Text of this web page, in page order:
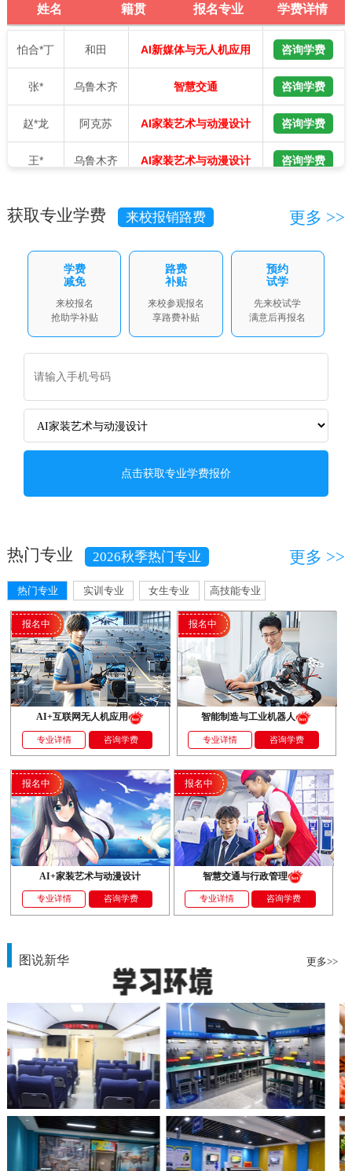
姓名 籍贯 报名专业 学费详情
怕合*丁 和田 AI新媒体与无人机应用 咨询学费
张* 乌鲁木齐 智慧交通 咨询学费
赵*龙 阿克苏 AI家装艺术与动漫设计 咨询学费
王* 乌鲁木齐 AI家装艺术与动漫设计 咨询学费
巴合*提 乌鲁木齐 AI新媒体电商运营 咨询学费
张* 吐鲁番 智能制造与工业机器人 咨询学费
和田 AI家装艺术与动漫设计 咨询学费
获取专业学费 来校报销路费 更多 >>
学费
减免
来校报名
抢助学补贴
路费
补贴
来校参观报名
享路费补贴
预约
试学
先来校试学
满意后再报名
热门专业 2026秋季热门专业 更多 >>
热门专业 实训专业 女生专业 高技能专业
报名中
AI+互联网无人机应用
专业详情 咨询学费
报名中
智能制造与工业机器人
专业详情 咨询学费
报名中
AI+家装艺术与动漫设计
专业详情 咨询学费
报名中
智慧交通与行政管理
专业详情 咨询学费
图说新华 更多>>